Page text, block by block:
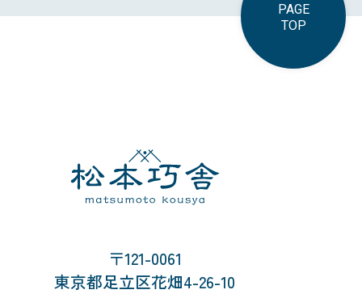
PAGE
TOP
〒121-0061
東京都足立区花畑4-26-10